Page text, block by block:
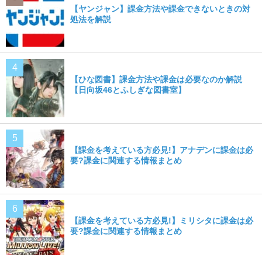
【ヤンジャン】課金方法や課金できないときの対
処法を解説
【ひな図書】課金方法や課金は必要なのか解説
【日向坂46とふしぎな図書室】
【課金を考えている方必見!】アナデンに課金は必
要?課金に関連する情報まとめ
【課金を考えている方必見!】ミリシタに課金は必
要?課金に関連する情報まとめ